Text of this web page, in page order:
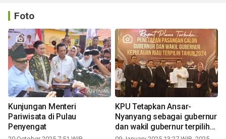
Foto
Kunjungan Menteri
Pariwisata di Pulau
Penyengat
KPU Tetapkan Ansar-
Nyanyang sebagai gubernur
dan wakil gubernur terpilih
periode 2025-2030